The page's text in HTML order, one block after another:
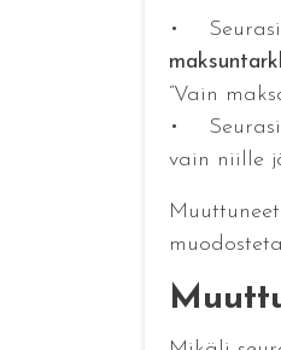
• Seurasi
”Vain
• Seurasi
vain niille